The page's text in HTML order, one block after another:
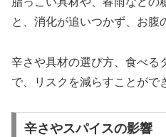
と、消化が追いつかず、お腹
辛さや具材の選び方、食べる
で、リスクを減らすことがで
辛さやスパイスの影響